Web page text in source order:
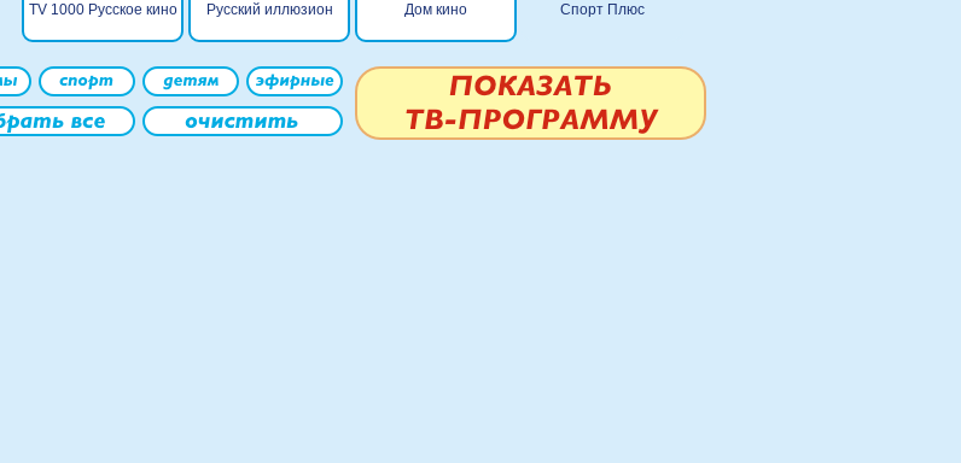
TV 1000 Русское кино Русский иллюзион Дом кино Спорт Плюс